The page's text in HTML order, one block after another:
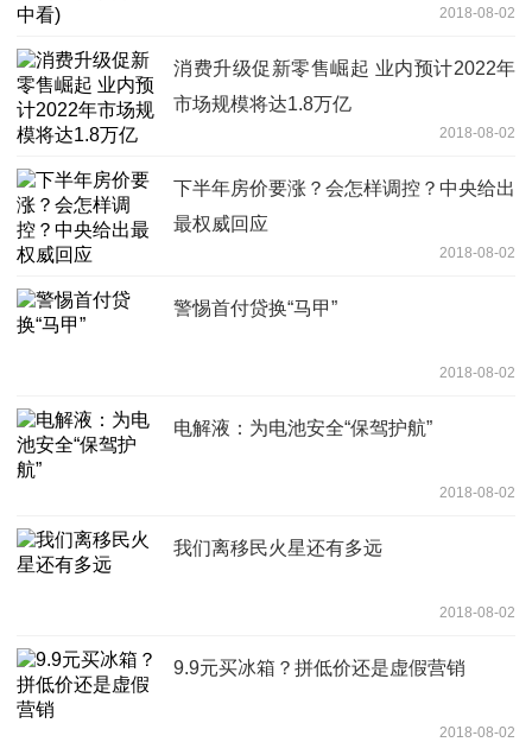
2018-08-02
消费升级促新零售崛起 业内预计2022年
市场规模将达1.8万亿
2018-08-02
下半年房价要涨？会怎样调控？中央给出
最权威回应
2018-08-02
警惕首付贷换“马甲”
2018-08-02
电解液：为电池安全“保驾护航”
2018-08-02
我们离移民火星还有多远
2018-08-02
9.9元买冰箱？拼低价还是虚假营销
2018-08-02